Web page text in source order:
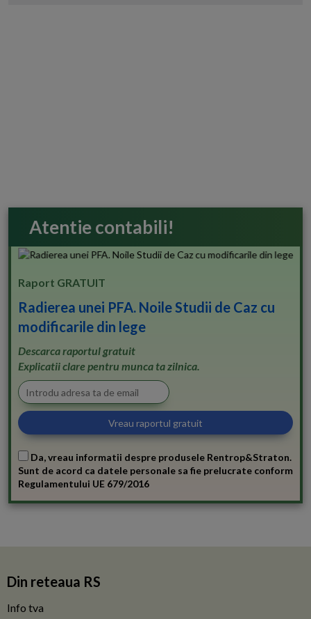
Atentie contabili!
Raport GRATUIT
Radierea unei PFA. Noile Studii de Caz cu
modificarile din lege
Descarca raportul gratuit
Explicatii clare pentru munca ta zilnica.
Da, vreau informatii despre produsele Rentrop&Straton.
Sunt de acord ca datele personale sa fie prelucrate conform
Regulamentului UE 679/2016
Din reteaua RS
Info tva